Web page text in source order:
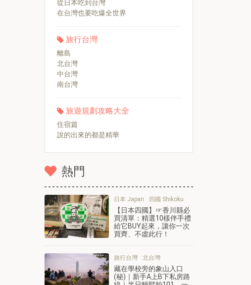
從日本吃到台灣
在台灣也要吃爆全世界
旅行台灣
離島
北台灣
中台灣
南台灣
旅遊規劃攻略大全
住宿篇
說的出來的都是精華
熱門
日本 Japan 四國 Shikoku
【日本四國】☞香川縣必
買清單：精選10樣伴手禮
給它BUY起來，讓你一次
買齊、不虛此行！
旅行台灣 北台灣
藏在學校旁的象山入口
(秘)｜新手A上B下私房路